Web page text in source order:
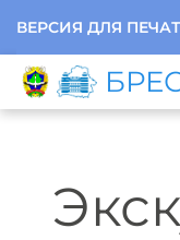
ВЕРСИЯ ДЛЯ